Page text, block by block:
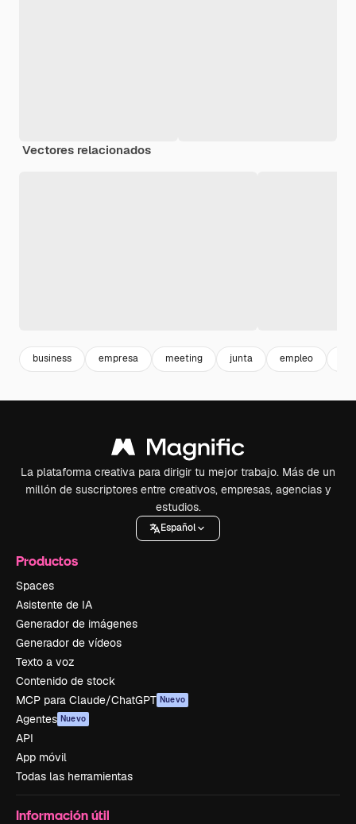
Vectores relacionados
business empresa meeting junta empleo
La plataforma creativa para dirigir tu mejor trabajo. Más de un
millón de suscriptores entre creativos, empresas, agencias y
estudios.
Español
Productos
Spaces
Asistente de IA
Generador de imágenes
Generador de vídeos
Texto a voz
Contenido de stock
MCP para Claude/ChatGPT Nuevo
Agentes Nuevo
API
App móvil
Todas las herramientas
Información útil